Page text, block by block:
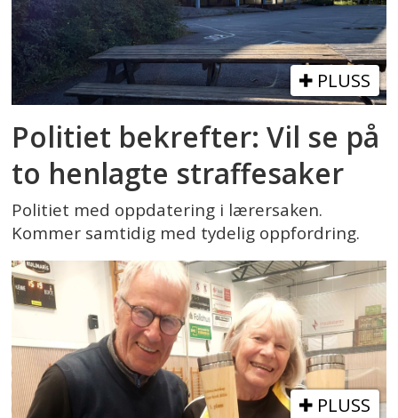
PLUSS
Politiet bekrefter: Vil se på
to henlagte straffesaker
Politiet med oppdatering i lærersaken.
Kommer samtidig med tydelig oppfordring.
PLUSS